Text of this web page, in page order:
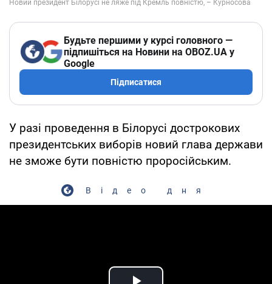
Будьте першими у курсі головного —
підпишіться на Новини на OBOZ.UA у
Google
Підписатися
У разі проведення в Білорусі дострокових
президентських виборів новий глава держави
не зможе бути повністю проросійським.
Відео дня